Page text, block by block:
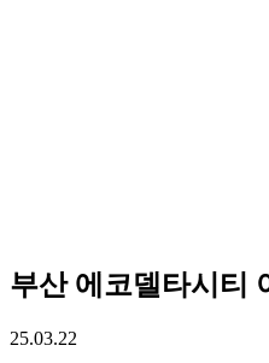
부산 에코델타시티
25.03.22